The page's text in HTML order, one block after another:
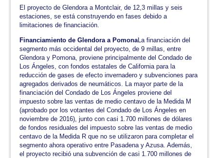
El proyecto de Glendora a Montclair, de 12,3 millas y seis
estaciones, se está construyendo en fases debido a
limitaciones de financiación.
Financiamiento de Glendora a Pomona La financiación del
segmento más occidental del proyecto, de 9 millas, entre
Glendora y Pomona, proviene principalmente del Condado de
Los Ángeles, con fondos estatales de California para la
reducción de gases de efecto invernadero y subvenciones para
agregados derivados de neumáticos. La mayor parte de la
financiación del Condado de Los Ángeles proviene del
impuesto sobre las ventas de medio centavo de la Medida M
(aprobado por los votantes del Condado de Los Ángeles en
noviembre de 2016), junto con casi 1.700 millones de dólares
de fondos residuales del impuesto sobre las ventas de medio
centavo de la Medida R que no se utilizaron para completar el
segmento ahora operativo entre Pasadena y Azusa. Además,
el proyecto recibió una subvención de casi 1.700 millones de